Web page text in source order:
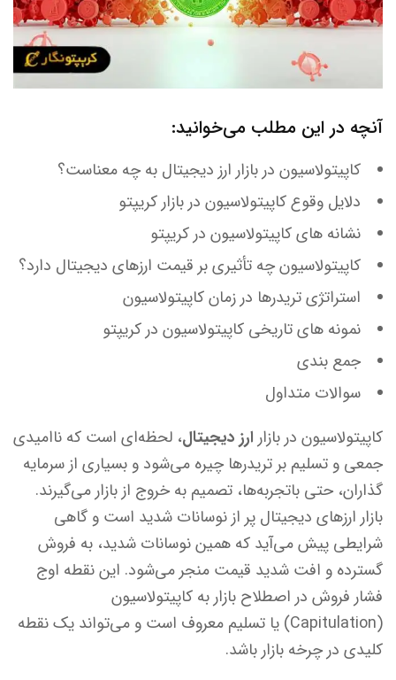
آنچه در این مطلب می‌خوانید:
کاپیتولاسیون در بازار ارز دیجیتال به چه معناست؟
دلایل وقوع کاپیتولاسیون در بازار کریپتو
نشانه های کاپیتولاسیون در کریپتو
کاپیتولاسیون چه تأثیری بر قیمت ارزهای دیجیتال دارد؟
استراتژی تریدرها در زمان کاپیتولاسیون
نمونه های تاریخی کاپیتولاسیون در کریپتو
جمع بندی
سوالات متداول
کاپیتولاسیون در بازار ارز دیجیتال، لحظه‌ای است که ناامیدی
جمعی و تسلیم بر تریدرها چیره می‌شود و بسیاری از سرمایه
گذاران، حتی باتجربه‌ها، تصمیم به خروج از بازار می‌گیرند.
بازار ارزهای دیجیتال پر از نوسانات شدید است و گاهی
شرایطی پیش می‌آید که همین نوسانات شدید، به فروش
گسترده و افت شدید قیمت منجر می‌شود. این نقطه اوج
فشار فروش در اصطلاح بازار به کاپیتولاسیون
(Capitulation) یا تسلیم معروف است و می‌تواند یک نقطه
کلیدی در چرخه بازار باشد.